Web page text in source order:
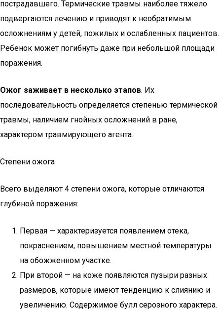
пострадавшего. Термические травмы наиболее тяжело
подвергаются лечению и приводят к необратимым
осложнениям у детей, пожилых и ослабленных пациентов.
Ребенок может погибнуть даже при небольшой площади
поражения.
Ожог заживает в несколько этапов. Их
последовательность определяется степенью термической
травмы, наличием гнойных осложнений в ране,
характером травмирующего агента.
Степени ожога
Всего выделяют 4 степени ожога, которые отличаются
глубиной поражения:
Первая — характеризуется появлением отека,
покраснением, повышением местной температуры
на обожженном участке.
При второй — на коже появляются пузыри разных
размеров, которые имеют тенденцию к слиянию и
увеличению. Содержимое булл серозного характера.